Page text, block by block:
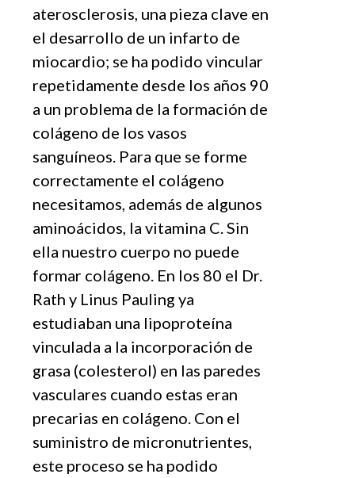
aterosclerosis, una pieza clave en
el desarrollo de un infarto de
miocardio; se ha podido vincular
repetidamente desde los años 90
a un problema de la formación de
colágeno de los vasos
sanguíneos. Para que se forme
correctamente el colágeno
necesitamos, además de algunos
aminoácidos, la vitamina C. Sin
ella nuestro cuerpo no puede
formar colágeno. En los 80 el Dr.
Rath y Linus Pauling ya
estudiaban una lipoproteína
vinculada a la incorporación de
grasa (colesterol) en las paredes
vasculares cuando estas eran
precarias en colágeno. Con el
suministro de micronutrientes,
este proceso se ha podido